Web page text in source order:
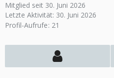
Mitglied seit 30. Juni 2026
Letzte Aktivität: 30. Juni 2026
Profil-Aufrufe 21